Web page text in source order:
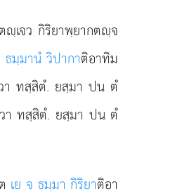
เจว กิริยาพฺยากตฺจ
มฺมานํ วิปากาติอาทิม
า ทสฺสิตํ. ยสฺมา ปน ตํ
า ทสฺสิตํ. ยสฺมา ปน ตํ
เย จ ธมฺมา กิริยาติอา